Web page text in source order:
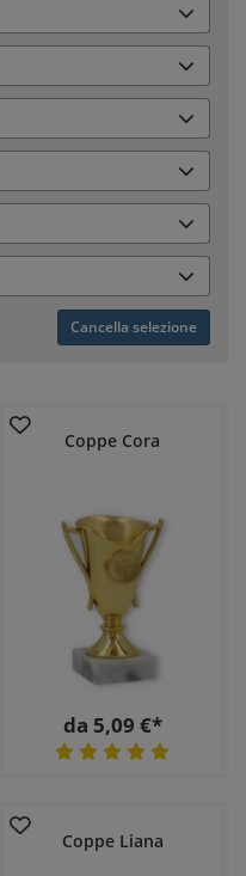
Cancella selezione
Coppe Cora
da 5,09 €*
Coppe Liana